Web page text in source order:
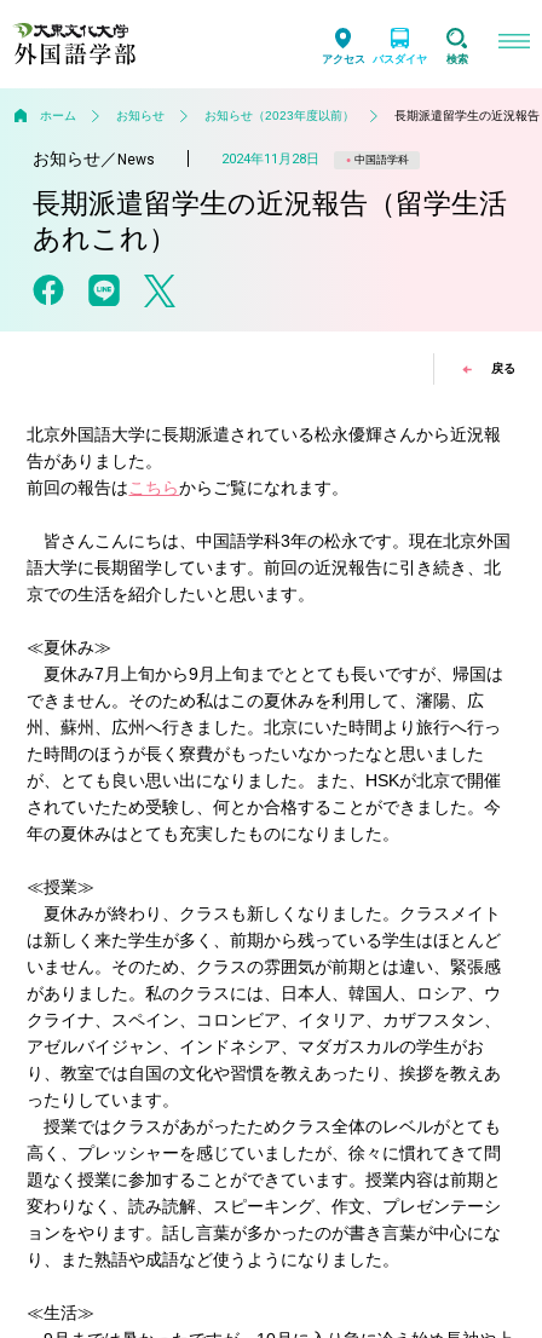
アクセス バスダイヤ 検索
ホーム お知らせ お知らせ（2023年度以前） 長期派遣留学生の近況報
お知らせ／ News 2024年11月28日 中国語学科
長期派遣留学生の近況報告（留学生活
あれこれ）
戻る
北京外国語大学に長期派遣されている松永優輝さんから近況報
告がありました。
前回の報告はこちらからご覧になれます。
皆さんこんにちは、中国語学科3年の松永です。現在北京外国
語大学に長期留学しています。前回の近況報告に引き続き、北
京での生活を紹介したいと思います。
≪夏休み≫
夏休み7月上旬から9月上旬までととても長いですが、帰国は
できません。そのため私はこの夏休みを利用して、瀋陽、広
州、蘇州、広州へ行きました。北京にいた時間より旅行へ行っ
た時間のほうが長く寮費がもったいなかったなと思いました
が、とても良い思い出になりました。また、HSKが北京で開催
されていたため受験し、何とか合格することができました。今
年の夏休みはとても充実したものになりました。
≪授業≫
夏休みが終わり、クラスも新しくなりました。クラスメイト
は新しく来た学生が多く、前期から残っている学生はほとんど
いません。そのため、クラスの雰囲気が前期とは違い、緊張感
がありました。私のクラスには、日本人、韓国人、ロシア、ウ
クライナ、スペイン、コロンビア、イタリア、カザフスタン、
アゼルバイジャン、インドネシア、マダガスカルの学生がお
り、教室では自国の文化や習慣を教えあったり、挨拶を教えあ
ったりしています。
授業ではクラスがあがったためクラス全体のレベルがとても
高く、プレッシャーを感じていましたが、徐々に慣れてきて問
題なく授業に参加することができています。授業内容は前期と
変わりなく、読み読解、スピーキング、作文、プレゼンテーシ
ョンをやります。話し言葉が多かったのが書き言葉が中心にな
り、また熟語や成語など使うようになりました。
≪生活≫